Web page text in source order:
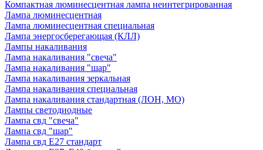
Компактная люминесцентная лампа неинтегрированная
Лампа люминесцентная
Лампа люминесцентная специальная
Лампа энергосберегающая (КЛЛ)
Лампы накаливания
Лампа накаливания "свеча"
Лампа накаливания "шар"
Лампа накаливания зеркальная
Лампа накаливания специальная
Лампа накаливания стандартная (ЛОН, МО)
Лампы светодиодные
Лампа свд "свеча"
Лампа свд "шар"
Лампа свд E27 стандарт